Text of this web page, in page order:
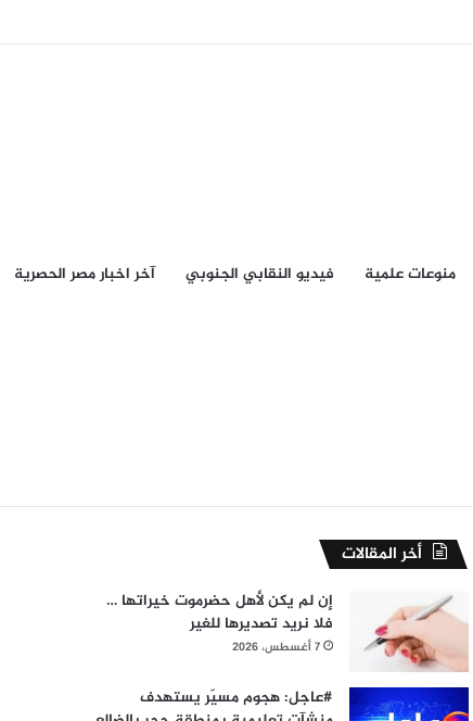
منوعات علمية فيديو النقابي الجنوبي آخر اخبار مصر الحصرية
أخر المقالات
إن لم يكن لأهل حضرموت خيراتها …
فلا نريد تصديرها للغير
7 أغسطس، 2026
#عاجل: هجوم مسيّر يستهدف